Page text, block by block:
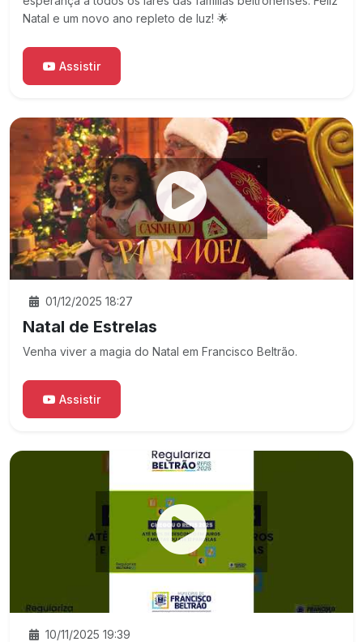
Natal e um novo ano repleto de luz! 🌟
Assistir
01/12/2025 18:27
Natal de Estrelas
Venha viver a magia do Natal em Francisco Beltrão.
Assistir
10/11/2025 19:39